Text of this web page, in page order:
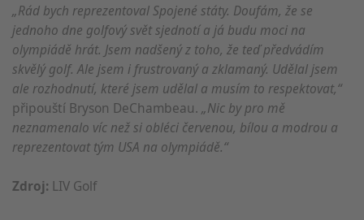
„Rád bych reprezentoval Spojené státy. Doufám, že se
jednoho dne golfový svět sjednotí a já budu moci na
olympiádě hrát. Jsem nadšený z toho, že teď předvádím
skvělý golf. Ale jsem i frustrovaný a zklamaný. Udělal jsem
ale rozhodnutí, které jsem udělal a musím to respektovat,“
připouští Bryson DeChambeau. „Nic by pro mě
neznamenalo víc než si obléci červenou, bílou a modrou a
reprezentovat tým USA na olympiádě.“
Zdroj: LIV Golf